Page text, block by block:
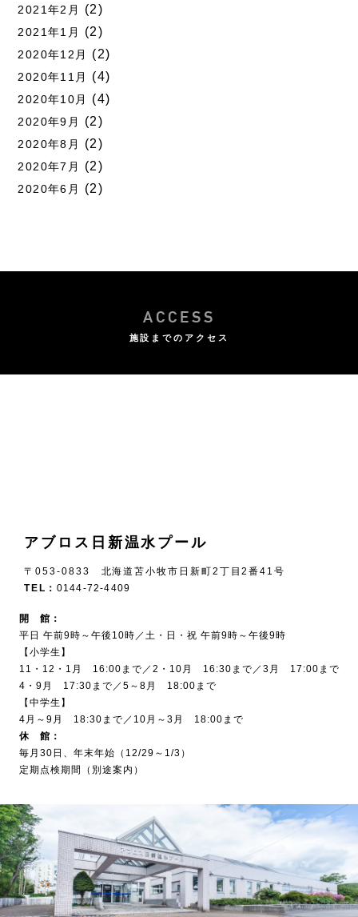
2021年2月 (2)
2021年1月 (2)
2020年12月 (2)
2020年11月 (4)
2020年10月 (4)
2020年9月 (2)
2020年8月 (2)
2020年7月 (2)
2020年6月 (2)
ACCESS
施設までのアクセス
アブロス日新温水プール
〒053-0833 北海道苫小牧市日新町2丁目2番41号
TEL： 0144-72-4409
開 館：
平日 午前9時～午後10時／土・日・祝 午前9時～午後9時
【小学生】
11・12・1月 16:00まで／2・10月 16:30まで／3月 17:00まで
4・9月 17:30まで／5～8月 18:00まで
【中学生】
4月～9月 18:30まで／10月～3月 18:00まで
休 館：
毎月30日、年末年始（12/29～1/3）
定期点検期間（別途案内）